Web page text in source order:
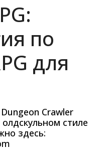
по
для
Crawler
стиле
здесь: